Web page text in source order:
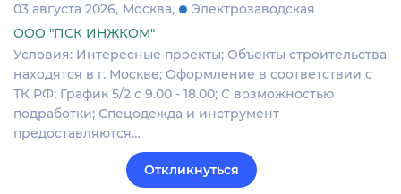
03 августа 2026 Москва
Электрозаводская
ООО "ПСК ИНЖКОМ"
Условия: Интересные проекты; Объекты строительства
находятся в г. Москве; Оформление в соответствии с
ТК РФ; График 5/2 с 9.00 - 18.00; С возможностью
подработки; Спецодежда и инструмент
предоставляются…
Откликнуться